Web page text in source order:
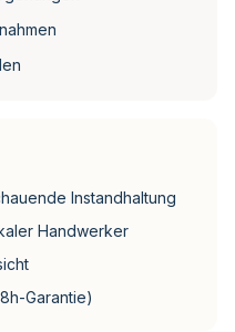
Instandhaltung
Handwerker
Garantie)